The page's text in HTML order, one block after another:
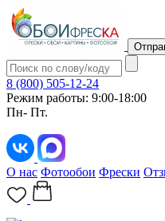
8 (800) 505-12-24
Режим работы: 9:00-18:00
Пн- Пт.
О нас Фотообои Фрески